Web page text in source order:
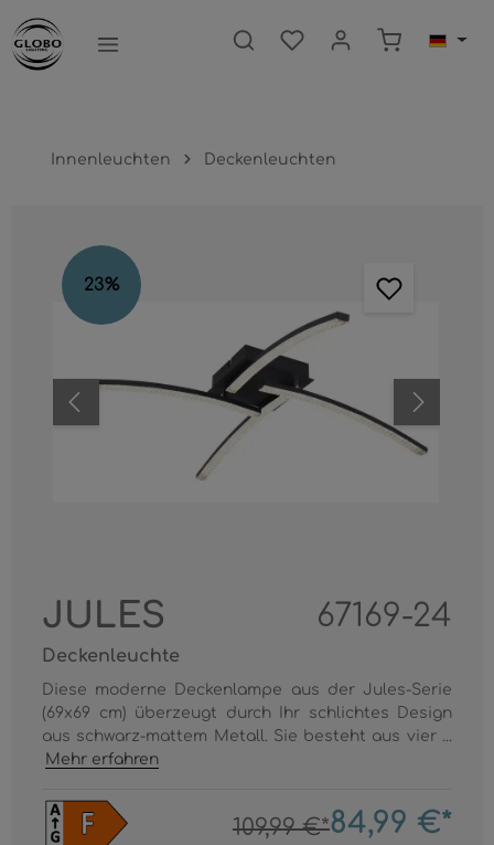
springen Warenkorb
Innenleuchten Deckenleuchten
Bildergalerie überspringen
23%
JULES 67169-24
Deckenleuchte
Diese moderne Deckenlampe aus der Jules-Serie
(69x69 cm) überzeugt durch Ihr schlichtes Design
aus schwarz-mattem Metall. Sie besteht aus vier ...
Mehr erfahren
109,99 €*84,99 €*